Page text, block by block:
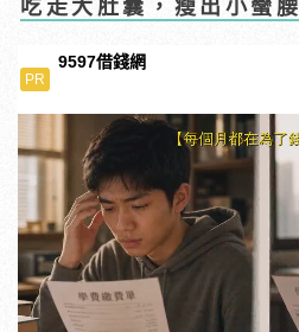
吃走大肚囊，瘦出小蠻腰
PR
9597借錢網